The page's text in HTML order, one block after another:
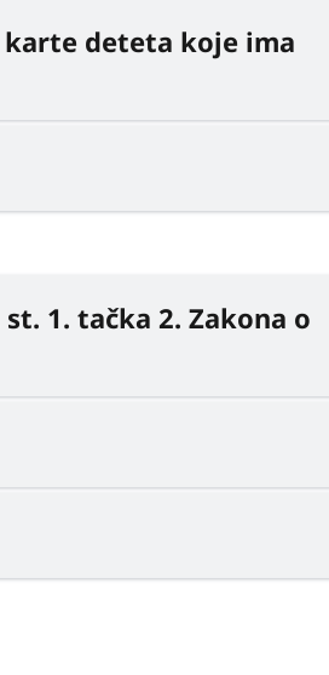
karte deteta koje ima
1. tačka 2. Zakona o